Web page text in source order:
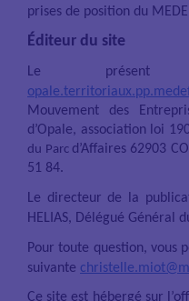
prises de position du
Éditeur du site
Le
Mouvement des
d’Opale, association loi
du Parc d’Affaires 62903
51 84.
Le directeur de la
HELIAS, Délégué Général
Pour toute question, vous
suivante
Ce site est hébergé sur